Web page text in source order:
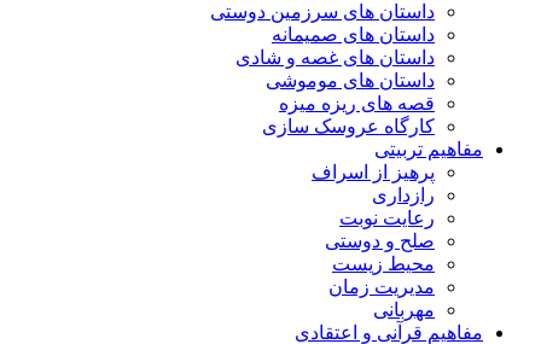
داستان های سرزمین دوستی
داستان های صمیمانه
داستان های غصه و شادی
داستان های موموشی
قصه های ریزه میزه
کارگاه عروسک سازی
مفاهیم تربیتی
پرهیز از اسراف
رازداری
رعایت نوبت
صلح و دوستی
محیط زیست
مدیریت زمان
مهربانی
مفاهیم قرآنی و اعتقادی